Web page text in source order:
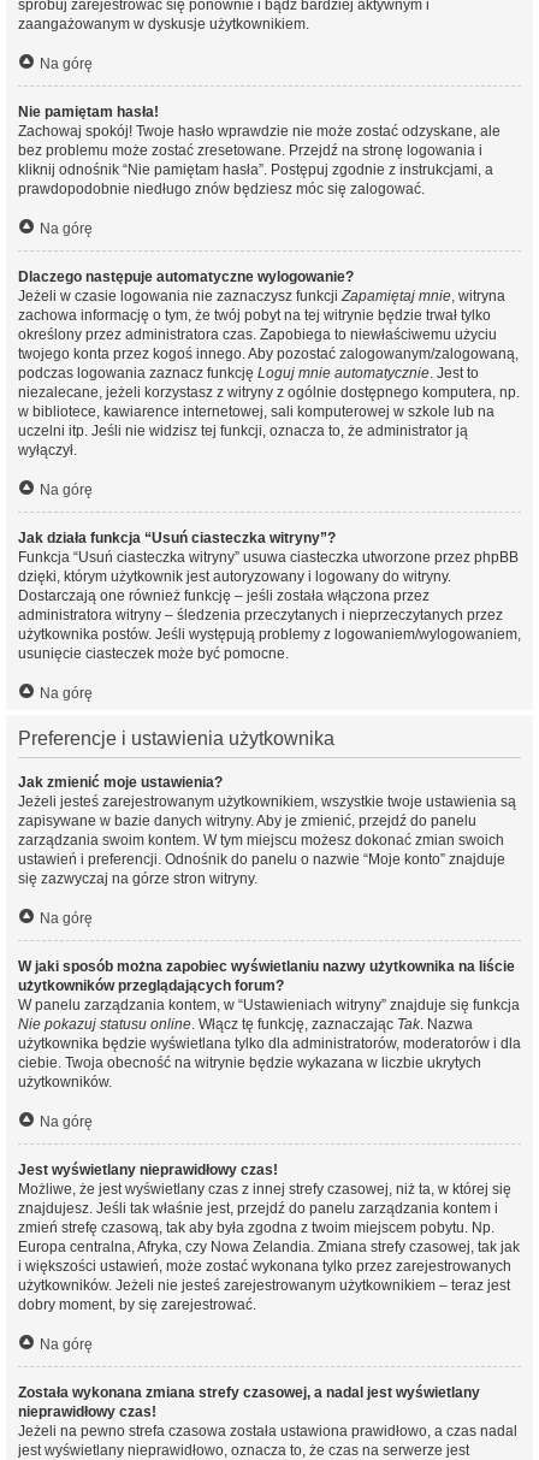
spróbuj zarejestrować się ponownie i bądź bardziej aktywnym i
zaangażowanym w dyskusje użytkownikiem.
Na górę
Nie pamiętam hasła!
Zachowaj spokój! Twoje hasło wprawdzie nie może zostać odzyskane, ale
bez problemu może zostać zresetowane. Przejdź na stronę logowania i
kliknij odnośnik “Nie pamiętam hasła”. Postępuj zgodnie z instrukcjami, a
prawdopodobnie niedługo znów będziesz móc się zalogować.
Na górę
Dlaczego następuje automatyczne wylogowanie?
Jeżeli w czasie logowania nie zaznaczysz funkcjiZapamiętaj mnie, witryna
zachowa informację o tym, że twój pobyt na tej witrynie będzie trwał tylko
określony przez administratora czas. Zapobiega to niewłaściwemu użyciu
twojego konta przez kogoś innego. Aby pozostać zalogowanym/zalogowaną,
podczas logowania zaznacz funkcję Loguj mnie automatycznie. Jest to
niezalecane, jeżeli korzystasz z witryny z ogólnie dostępnego komputera, np.
w bibliotece, kawiarence internetowej, sali komputerowej w szkole lub na
uczelni itp. Jeśli nie widzisz tej funkcji, oznacza to, że administrator ją
wyłączył.
Na górę
Jak działa funkcja “Usuń ciasteczka witryny”?
Funkcja “Usuń ciasteczka witryny” usuwa ciasteczka utworzone przez phpBB
dzięki, którym użytkownik jest autoryzowany i logowany do witryny.
Dostarczają one również funkcję – jeśli została włączona przez
administratora witryny – śledzenia przeczytanych i nieprzeczytanych przez
użytkownika postów. Jeśli występują problemy z logowaniem/wylogowaniem,
usunięcie ciasteczek może być pomocne.
Na górę
Preferencje i ustawienia użytkownika
Jak zmienić moje ustawienia?
Jeżeli jesteś zarejestrowanym użytkownikiem, wszystkie twoje ustawienia są
zapisywane w bazie danych witryny. Aby je zmienić, przejdź do panelu
zarządzania swoim kontem. W tym miejscu możesz dokonać zmian swoich
ustawień i preferencji. Odnośnik do panelu o nazwie “Moje konto” znajduje
się zazwyczaj na górze stron witryny.
Na górę
W jaki sposób można zapobiec wyświetlaniu nazwy użytkownika na liście
użytkowników przeglądających forum?
W panelu zarządzania kontem, w “Ustawieniach witryny” znajduje się funkcja
Nie pokazuj statusu online. Włącz tę funkcję, zaznaczając Tak. Nazwa
użytkownika będzie wyświetlana tylko dla administratorów, moderatorów i dla
ciebie. Twoja obecność na witrynie będzie wykazana w liczbie ukrytych
użytkowników.
Na górę
Jest wyświetlany nieprawidłowy czas!
Możliwe, że jest wyświetlany czas z innej strefy czasowej, niż ta, w której się
znajdujesz. Jeśli tak właśnie jest, przejdź do panelu zarządzania kontem i
zmień strefę czasową, tak aby była zgodna z twoim miejscem pobytu. Np.
Europa centralna, Afryka, czy Nowa Zelandia. Zmiana strefy czasowej, tak jak
i większości ustawień, może zostać wykonana tylko przez zarejestrowanych
użytkowników. Jeżeli nie jesteś zarejestrowanym użytkownikiem – teraz jest
dobry moment, by się zarejestrować.
Na górę
Została wykonana zmiana strefy czasowej, a nadal jest wyświetlany
nieprawidłowy czas!
Jeżeli na pewno strefa czasowa została ustawiona prawidłowo, a czas nadal
jest wyświetlany nieprawidłowo, oznacza to, że czas na serwerze jest